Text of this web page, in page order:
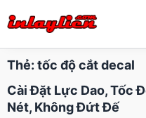
Thẻ: tốc độ cắt decal
Cài Đặt Lực Dao, Tốc
Nét, Không Đứt Đế